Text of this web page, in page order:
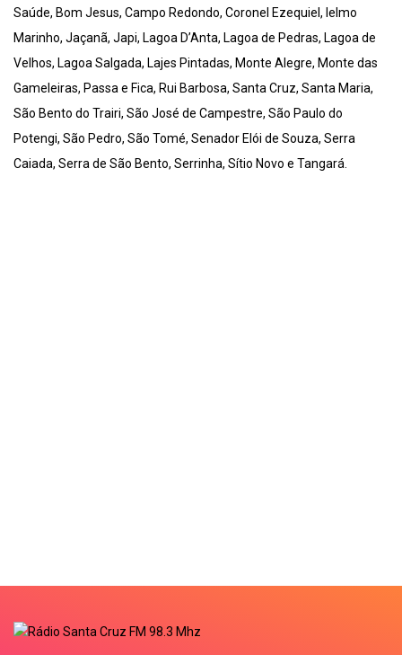
Saúde, Bom Jesus, Campo Redondo, Coronel Ezequiel, Ielmo
Marinho, Jaçanã, Japi, Lagoa D’Anta, Lagoa de Pedras, Lagoa de
Velhos, Lagoa Salgada, Lajes Pintadas, Monte Alegre, Monte das
Gameleiras, Passa e Fica, Rui Barbosa, Santa Cruz, Santa Maria,
São Bento do Trairi, São José de Campestre, São Paulo do
Potengi, São Pedro, São Tomé, Senador Elói de Souza, Serra
Caiada, Serra de São Bento, Serrinha, Sítio Novo e Tangará.